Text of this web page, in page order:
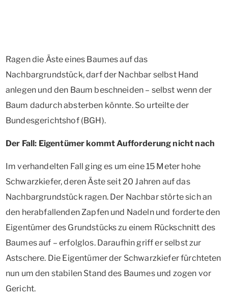
Ragen die Äste eines Baumes auf das
Nachbargrundstück, darf der Nachbar selbst Hand
anlegen und den Baum beschneiden – selbst wenn der
Baum dadurch absterben könnte. So urteilte der
Bundesgerichtshof (BGH).
Der Fall: Eigentümer kommt Aufforderung nicht nach
Im verhandelten Fall ging es um eine 15 Meter hohe
Schwarzkiefer, deren Äste seit 20 Jahren auf das
Nachbargrundstück ragen. Der Nachbar störte sich an
den herabfallenden Zapfen und Nadeln und forderte den
Eigentümer des Grundstücks zu einem Rückschnitt des
Baumes auf – erfolglos. Daraufhin griff er selbst zur
Astschere. Die Eigentümer der Schwarzkiefer fürchteten
nun um den stabilen Stand des Baumes und zogen vor
Gericht.